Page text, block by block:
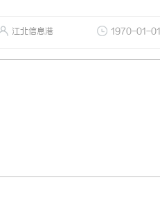
江北信息港 1970-01-01